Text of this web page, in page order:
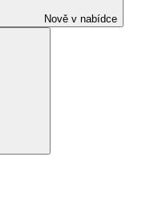
Nově v nabídce